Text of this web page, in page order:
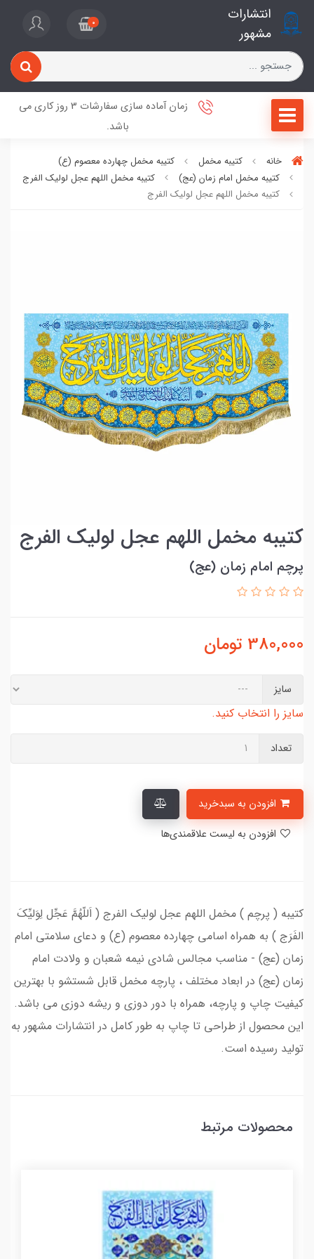
انتشارات
مشهور
0
زمان آماده سازی سفارشات 3 روز کاری می
باشد.
خانه کتیبه مخمل
کتیبه مخمل چهارده معصوم (ع)
کتیبه مخمل امام زمان (عج)
کتیبه مخمل اللهم عجل لولیک الفرج
کتیبه مخمل اللهم عجل لولیک الفرج
کتیبه مخمل اللهم عجل لولیک الفرج
پرچم امام زمان (عج)
380,000 تومان
سایز
سایز را انتخاب کنید.
تعداد
کتیبه ( پرچم ) مخمل اللهم عجل لولیک الفرج ( اَللّهُمَّ عَجِّل لِوَلیِّکَ
الفَرَج ) به همراه اسامی چهارده معصوم (ع) و دعای سلامتی امام
زمان (عج) - مناسب مجالس شادی نیمه شعبان و ولادت امام
زمان (عج) در ابعاد مختلف ، پارچه مخمل قابل شستشو با بهترین
کیفیت چاپ و پارچه، همراه با دور دوزی و ریشه دوزی می باشد.
این محصول از طراحی تا چاپ به طور کامل در انتشارات مشهور به
تولید رسیده است.
محصولات مرتبط